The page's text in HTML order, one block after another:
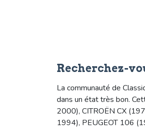
Recherchez-
La communauté de
dans un état très bon.
2000), CITROËN CX
1994), PEUGEOT 106